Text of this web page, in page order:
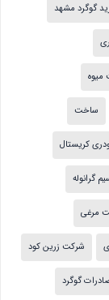
گوگرد مشهد
ساخت
کریستال
گرانوله
مرغی
شرکت زرین کود
گوگرد